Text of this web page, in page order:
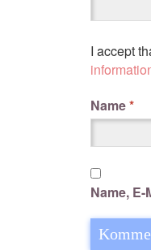
I accept
Name*
Name,